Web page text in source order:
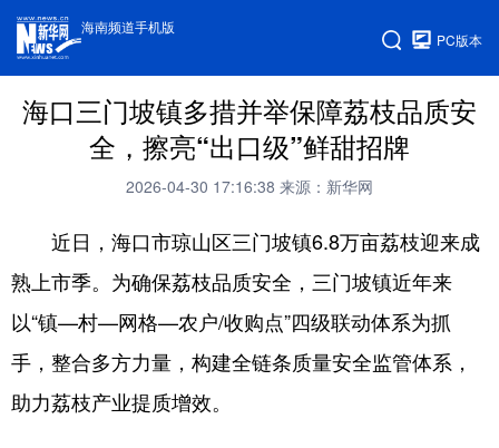
海南频道手机版
PC版本
海口三门坡镇多措并举保障荔枝品质安
全，擦亮“出口级”鲜甜招牌
2026-04-30 17:16:38 来源：新华网
近日，海口市琼山区三门坡镇6.8万亩荔枝迎来成
熟上市季。为确保荔枝品质安全，三门坡镇近年来
以“镇—村—网格—农户/收购点”四级联动体系为抓
手，整合多方力量，构建全链条质量安全监管体系，
助力荔枝产业提质增效。